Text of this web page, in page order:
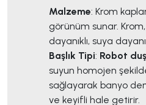
Malzeme: Krom
görünüm sunar.
dayanıklı, suya
Başlık Tipi: Robot duş
suyun homojen
sağlayarak banyo
ve keyifli hale getirir.